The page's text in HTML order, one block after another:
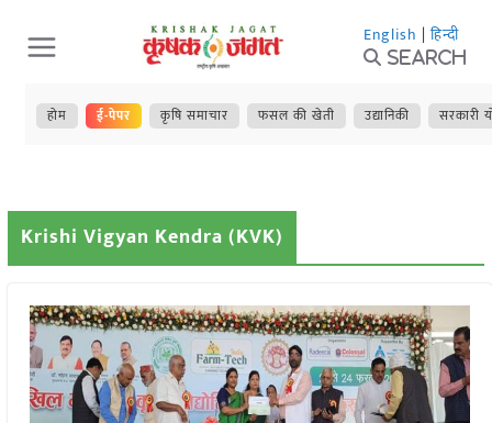
Skip
to
content
English | हिन्दी
Search
होम ई-पेपर कृषि समाचार फसल की खेती उद्यानिकी सरकारी
Krishi Vigyan Kendra (KVK)